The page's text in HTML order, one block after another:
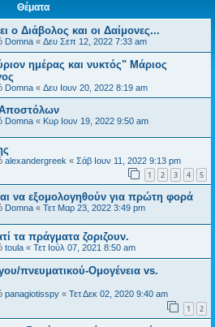
Θέματα
ο Διάβολος και οι Δαίμονες...
Domna « Δευ Σεπ 12, 2022 7:33 am
ημέρας και νυκτός" Μάριος
Domna « Δευ Ιουν 20, 2022 8:19 am
Domna « Κυρ Ιουν 19, 2022 9:50 am
alexandergreek « Σάβ Ιουν 11, 2022 9:13 pm
1 2 3 4 5
να εξομολογηθούν για πρώτη φορά
Domna « Τετ Μαρ 23, 2022 3:49 pm
τα πράγματα ζοριζουν.
toula « Τετ Ιούλ 07, 2021 8:50 am
πνευματικού-Ομογένεια vs.
panagiotisspy « Τετ Δεκ 02, 2020 9:40 am
1 2